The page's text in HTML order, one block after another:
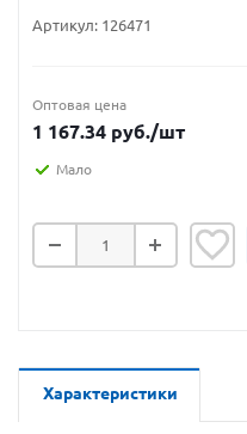
Артикул: 126471
Оптовая цена
1 167.34 руб./шт
Мало
Характеристики